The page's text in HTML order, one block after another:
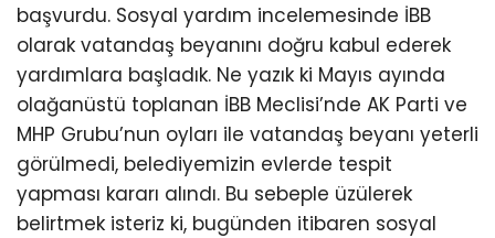
başvurdu. Sosyal yardım incelemesinde İBB
olarak vatandaş beyanını doğru kabul ederek
yardımlara başladık. Ne yazık ki Mayıs ayında
olağanüstü toplanan İBB Meclisi’nde AK Parti ve
MHP Grubu’nun oyları ile vatandaş beyanı yeterli
görülmedi, belediyemizin evlerde tespit
yapması kararı alındı. Bu sebeple üzülerek
belirtmek isteriz ki, bugünden itibaren sosyal